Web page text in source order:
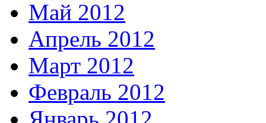
Май 2012
Апрель 2012
Март 2012
Февраль 2012